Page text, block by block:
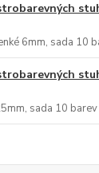
6mm, sada 10
sada 10 barev